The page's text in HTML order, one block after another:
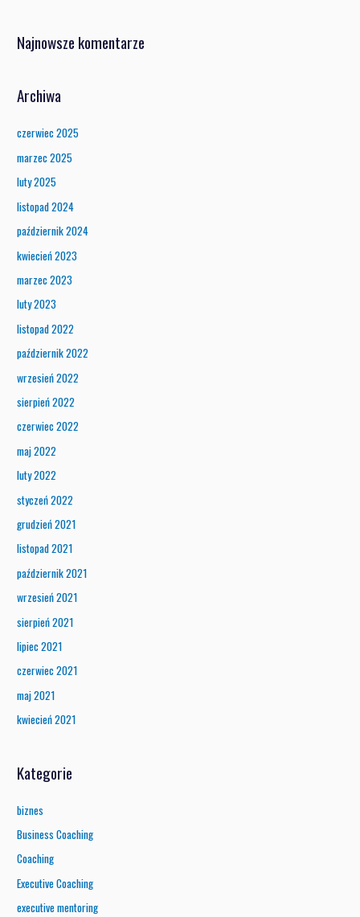
Najnowsze komentarze
Archiwa
czerwiec 2025
marzec 2025
luty 2025
listopad 2024
październik 2024
kwiecień 2023
marzec 2023
luty 2023
listopad 2022
październik 2022
wrzesień 2022
sierpień 2022
czerwiec 2022
maj 2022
luty 2022
styczeń 2022
grudzień 2021
listopad 2021
październik 2021
wrzesień 2021
sierpień 2021
lipiec 2021
czerwiec 2021
maj 2021
kwiecień 2021
Kategorie
biznes
Business Coaching
Coaching
Executive Coaching
executive mentoring